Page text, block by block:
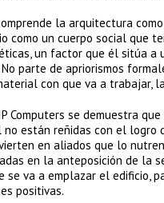
la arquitectura
como un cuerpo social que
un factor que él sitúa a
parte de apriorismos
con que va a trabajar,
Computers se demuestra
están reñidas con el logro
en aliados que lo
en la anteposición de la
se va a emplazar el edificio,
positivas.